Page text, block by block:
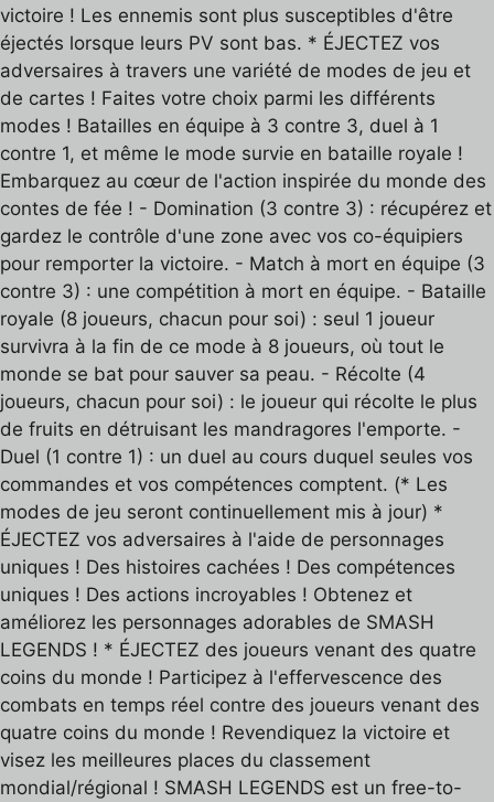
victoire ! Les ennemis sont plus susceptibles d'être
éjectés lorsque leurs PV sont bas. * ÉJECTEZ vos
adversaires à travers une variété de modes de jeu et
de cartes ! Faites votre choix parmi les différents
modes ! Batailles en équipe à 3 contre 3, duel à 1
contre 1, et même le mode survie en bataille royale !
Embarquez au cœur de l'action inspirée du monde des
contes de fée ! - Domination (3 contre 3) : récupérez et
gardez le contrôle d'une zone avec vos co-équipiers
pour remporter la victoire. - Match à mort en équipe (3
contre 3) : une compétition à mort en équipe. - Bataille
royale (8 joueurs, chacun pour soi) : seul 1 joueur
survivra à la fin de ce mode à 8 joueurs, où tout le
monde se bat pour sauver sa peau. - Récolte (4
joueurs, chacun pour soi) : le joueur qui récolte le plus
de fruits en détruisant les mandragores l'emporte. -
Duel (1 contre 1) : un duel au cours duquel seules vos
commandes et vos compétences comptent. (* Les
modes de jeu seront continuellement mis à jour) *
ÉJECTEZ vos adversaires à l'aide de personnages
uniques ! Des histoires cachées ! Des compétences
uniques ! Des actions incroyables ! Obtenez et
améliorez les personnages adorables de SMASH
LEGENDS ! * ÉJECTEZ des joueurs venant des quatre
coins du monde ! Participez à l'effervescence des
combats en temps réel contre des joueurs venant des
quatre coins du monde ! Revendiquez la victoire et
visez les meilleures places du classement
mondial/régional ! SMASH LEGENDS est un free-to-